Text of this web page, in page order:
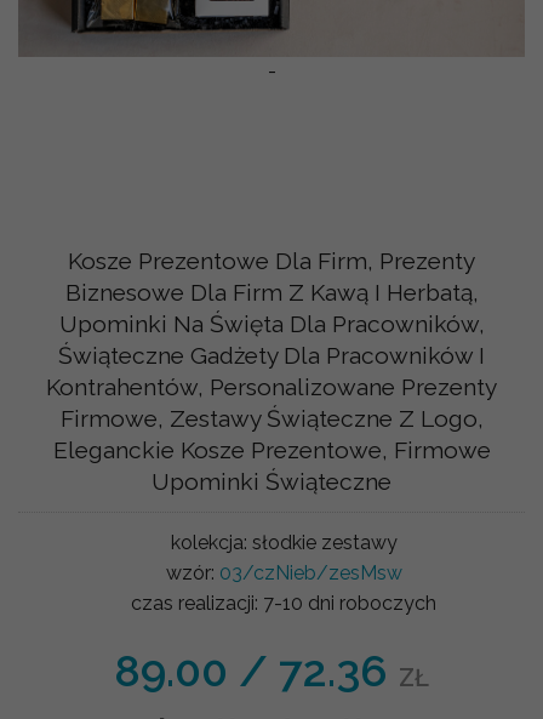
-
Kosze Prezentowe Dla Firm, Prezenty
Biznesowe Dla Firm Z Kawą I Herbatą,
Upominki Na Święta Dla Pracowników,
Świąteczne Gadżety Dla Pracowników I
Kontrahentów, Personalizowane Prezenty
Firmowe, Zestawy Świąteczne Z Logo,
Eleganckie Kosze Prezentowe, Firmowe
Upominki Świąteczne
kolekcja: słodkie zestawy
wzór: 03/czNieb/zesMsw
czas realizacji: 7-10 dni roboczych
89.00 / 72.36 ZŁ